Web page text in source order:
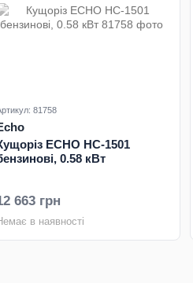
81758
ECHO HC-1501
0.58 кВт
663 грн
в наявності